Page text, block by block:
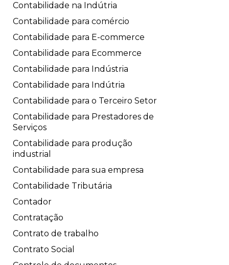
Contabilidade na Indútria
Contabilidade para comércio
Contabilidade para E-commerce
Contabilidade para Ecommerce
Contabilidade para Indústria
Contabilidade para Indútria
Contabilidade para o Terceiro Setor
Contabilidade para Prestadores de
Serviços
Contabilidade para produção
industrial
Contabilidade para sua empresa
Contabilidade Tributária
Contador
Contratação
Contrato de trabalho
Contrato Social